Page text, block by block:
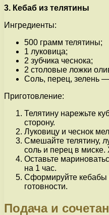
3. Кебаб из телятины
Ингредиенты:
500 грамм телятины;
1 луковица;
2 зубчика чеснока;
2 столовые ложки
Соль, перец, зелень —
Приготовление:
Телятину нарежьте
сторону.
Луковицу и чеснок
Смешайте телятину,
соль и перец в
Оставьте
на 1 час.
Сформируйте кебабы
готовности.
Подача и